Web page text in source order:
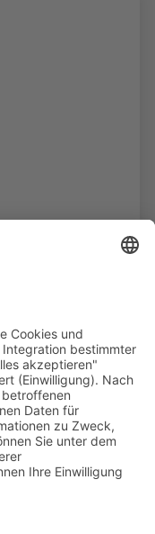
Bildung
überall
Mehr erfahren